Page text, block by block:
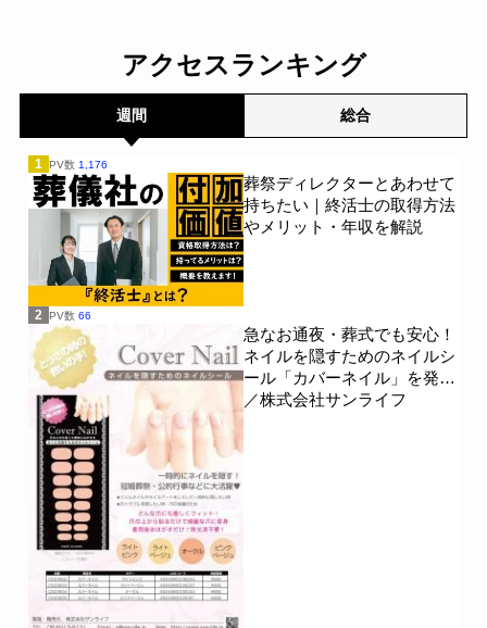
一般公開
～NorthStar Memorial
アクセスランキング
週間 総合
1 PV数 1,176
葬祭ディレクターとあわせて
持ちたい｜終活士の取得方法
やメリット・年収を解説
2 PV数 66
急なお通夜・葬式でも安心！
ネイルを隠すためのネイルシ
ール「カバーネイル」を発売
／株式会社サンライフ